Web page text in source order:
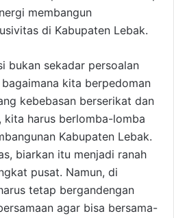
membangun
di Kabupaten Lebak.
bukan sekadar persoalan
kita berpedoman
kebebasan berserikat dan
kita harus berlomba-lomba
Kabupaten Lebak.
biarkan itu menjadi ranah
pusat. Namun, di
tetap bergandengan
agar bisa bersama-